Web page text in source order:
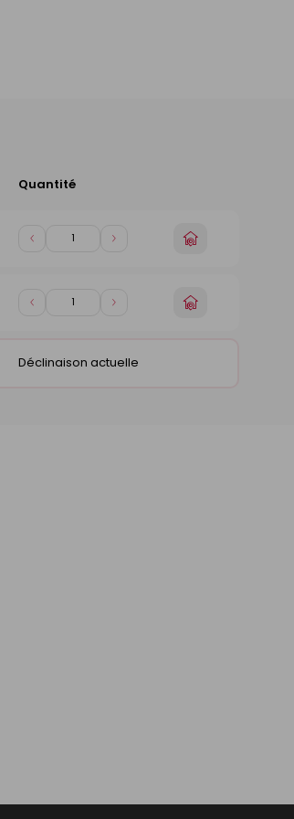
Quantité
Diminuer
Augmenter
Choisir
Diminuer
Augmenter
Choisir
Déclinaison actuelle